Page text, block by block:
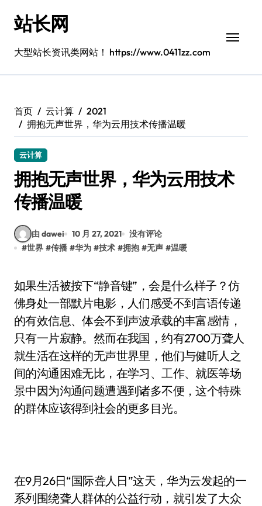
站长网
大型站长资讯类网站！ https://www.0411zz.com
首页 云计算
2021
拥抱无声世界，华为云用技术传播温暖
云计算
拥抱无声世界，华为云用技术
传播温暖
由 dawei 10 月 27, 2021
没有评论
#世界 #传播 #华为 #技术 #拥抱 #无声 #温暖
如果生活被按下“静音键”，会是什么样子？仿
佛身处一部默片电影，人们感受不到言语传递
的有效信息、体会不到声波承载的丰富感情，
只有一片寂静。然而在我国，约有2700万聋人
就生活在这样的无声世界里，他们与健听人之
间的沟通困难无比，在学习、工作、就医等场
景中因为沟通问题遭遇到诸多不便，这个特殊
的群体应该得到社会的更多目光。
在9月26日“国际聋人日”这天，华为云发起的一
系列围绕聋人群体的公益行动，就引发了大众